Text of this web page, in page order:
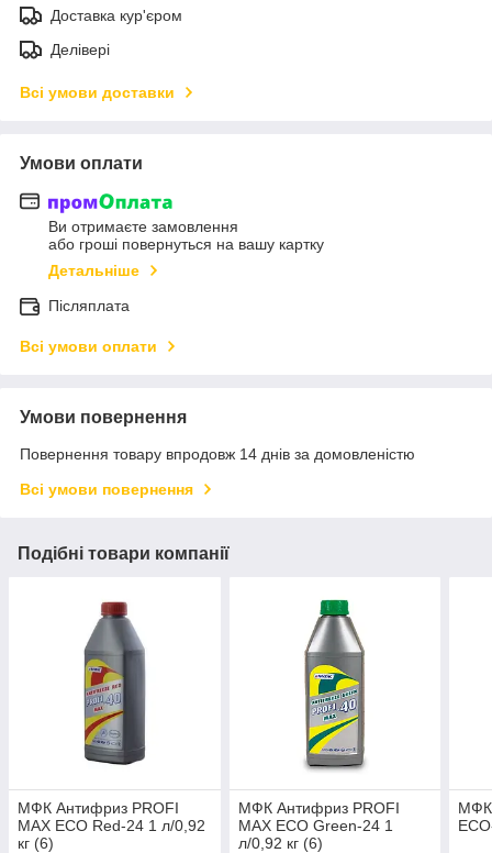
Доставка кур'єром
Делівері
Всі умови доставки
Умови оплати
Ви отримаєте замовлення
або гроші повернуться на вашу картку
Детальніше
Післяплата
Всі умови оплати
Умови повернення
Повернення товару впродовж 14 днів за домовленістю
Всі умови повернення
Подібні товари компанії
МФК Антифриз PROFI
MAX ECO Red-24 1 л/0,92
кг (6)
МФК Антифриз PROFI
MAX ECO Green-24 1
л/0,92 кг (6)
МФК